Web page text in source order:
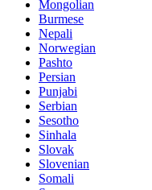
Mongolian
Burmese
Nepali
Norwegian
Pashto
Persian
Punjabi
Serbian
Sesotho
Sinhala
Slovak
Slovenian
Somali